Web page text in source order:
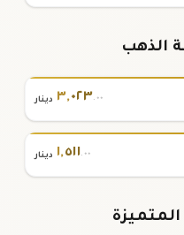
الذهب
٣,٠٢٣.٠٠ دينار
١,٥١١.٠٠ دينار